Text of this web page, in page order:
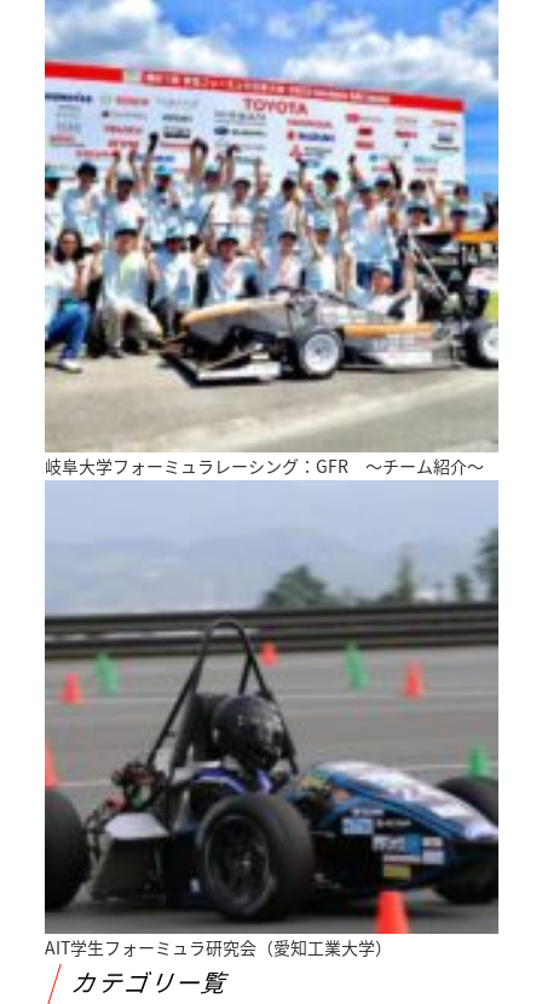
岐阜大学フォーミュラレーシング：GFR ～チーム紹介～
AIT学生フォーミュラ研究会（愛知工業大学）
カテゴリー覧